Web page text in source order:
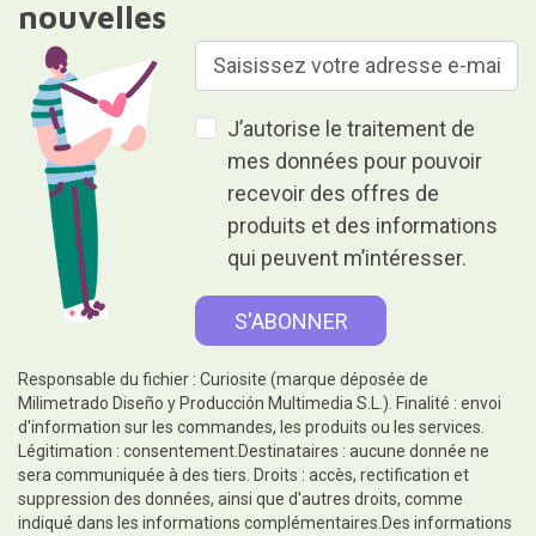
nouvelles
J’autorise le traitement de
mes données pour pouvoir
recevoir des offres de
produits et des informations
qui peuvent m’intéresser.
Responsable du fichier : Curiosite (marque déposée de
Milimetrado Diseño y Producción Multimedia S.L.). Finalité : envoi
d'information sur les commandes, les produits ou les services.
Légitimation : consentement.Destinataires : aucune donnée ne
sera communiquée à des tiers. Droits : accès, rectification et
suppression des données, ainsi que d'autres droits, comme
indiqué dans les informations complémentaires.Des informations